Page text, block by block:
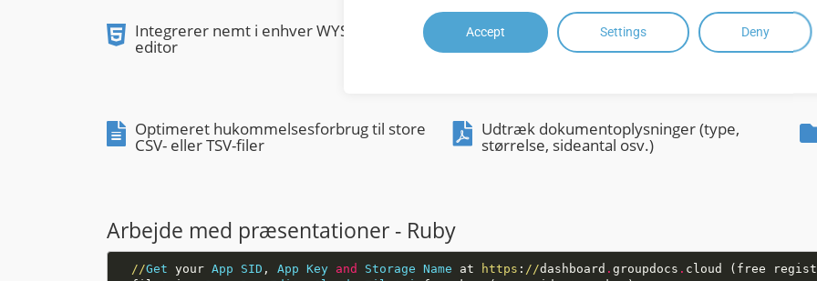
Integrerer nemt i enhver WYSIWYG-
editor
Rediger Word-dokumenter som en
helhed eller definer sideområde
Optimeret hukommelsesforbrug til store
CSV- eller TSV-filer
Udtræk dokumentoplysninger (type,
størrelse, sideantal osv.)
Arbejde med præsentationer - Ruby
//Get your App SID , App Key and Storage Name at https : //dashboard . groupdocs . cloud (free
Accept Settings Deny